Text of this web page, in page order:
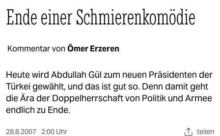
politik
öko
gesellschaft
kultur
sport
Ende einer Schmierenkomödie
Kommentar von Ömer Erzeren
Heute wird Abdullah Gül zum neuen Präsidenten der
Türkei gewählt, und das ist gut so. Denn damit geht
die Ära der Doppelherrschaft von Politik und Armee
endlich zu Ende.
28.8.2007 2:00 Uhr teilen